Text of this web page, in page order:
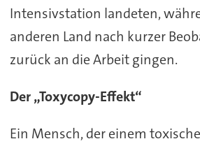
Intensivstation landeten,
anderen Land nach kurzer
zurück an die Arbeit gingen.
Der „Toxycopy-Effekt“
Ein Mensch, der einem